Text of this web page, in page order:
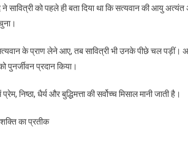
ने सावित्री को पहले ही बता दिया था कि सत्यवान की आयु
के प्राण लेने आए, तब सावित्री भी उनके पीछे चल पड़ीं।
पुनर्जीवन प्रदान किया।
निष्ठा, धैर्य और बुद्धिमत्ता की सर्वोच्च मिसाल मानी जाती है।
का प्रतीक